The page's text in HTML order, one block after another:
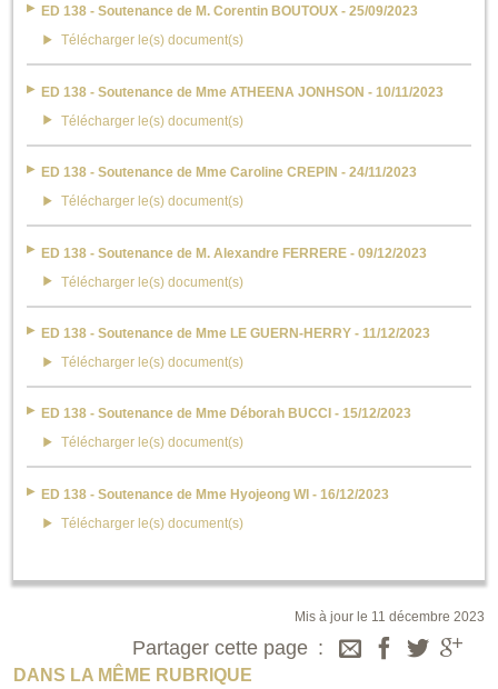
ED 138 - Soutenance de M. Corentin BOUTOUX - 25/09/2023
Télécharger le(s) document(s)
ED 138 - Soutenance de Mme ATHEENA JONHSON - 10/11/2023
Télécharger le(s) document(s)
ED 138 - Soutenance de Mme Caroline CREPIN - 24/11/2023
Télécharger le(s) document(s)
ED 138 - Soutenance de M. Alexandre FERRERE - 09/12/2023
Télécharger le(s) document(s)
ED 138 - Soutenance de Mme LE GUERN-HERRY - 11/12/2023
Télécharger le(s) document(s)
ED 138 - Soutenance de Mme Déborah BUCCI - 15/12/2023
Télécharger le(s) document(s)
ED 138 - Soutenance de Mme Hyojeong WI - 16/12/2023
Télécharger le(s) document(s)
Mis à jour le 11 décembre 2023
Partager cette page
DANS LA MÊME RUBRIQUE